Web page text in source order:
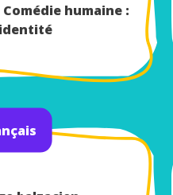
humaine :